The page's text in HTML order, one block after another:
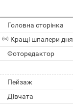
Головна сторінка
Кращі шпалери дня
Фоторедактор
Пейзаж
Дівчата